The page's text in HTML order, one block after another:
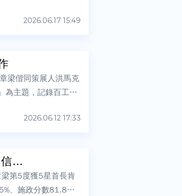
2026.06.17 15:49
2026.06.12 17:33
梁偕同策展人洪馬克
為主題，記錄百工百
...
第5度獲5星首長肯
、施政分數81.8